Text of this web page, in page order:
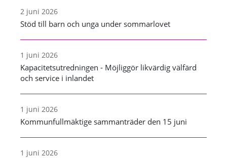
2 juni 2026
Stöd till barn och unga under sommarlovet
1 juni 2026
Kapacitetsutredningen - Möjliggör likvärdig välfärd
och service i inlandet
1 juni 2026
Kommunfullmäktige sammanträder den 15 juni
1 juni 2026